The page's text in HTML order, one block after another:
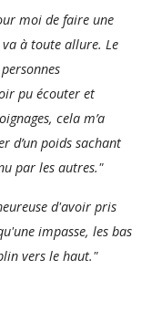
moi de faire une
à toute allure. Le
pu écouter et
cela m’a
d’un poids sachant
par les autres."
d'avoir pris
impasse, les bas
vers le haut."